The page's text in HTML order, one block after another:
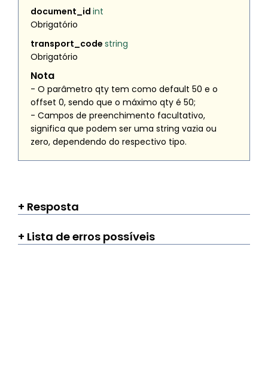
document_id int
Obrigatório
transport_code string
Obrigatório
Nota
- O parâmetro qty tem como default 50 e o
offset 0, sendo que o máximo qty é 50;
- Campos de preenchimento facultativo,
significa que podem ser uma string vazia ou
zero, dependendo do respectivo tipo.
Resposta
Lista de erros possíveis